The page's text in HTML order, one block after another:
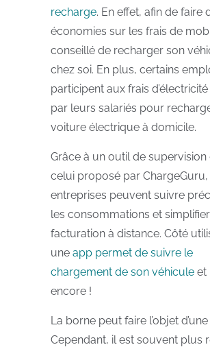
recharge. En effet, afin de faire
économies sur les frais de
conseillé de recharger son
chez soi. En plus, certains
participent aux frais
par leurs salariés pour
voiture électrique à domicile.
Grâce à un outil de
celui proposé par ChargeGuru,
entreprises peuvent suivre
les consommations et
facturation à distance. Côté
une app permet de suivre le
chargement de son véhicule et
encore !
La borne peut faire l’objet
Cependant, il est souvent plus